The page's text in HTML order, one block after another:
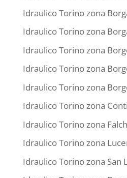
Idraulico Torino zona
Idraulico Torino zona
Idraulico Torino zona
Idraulico Torino zona
Idraulico Torino zona
Idraulico Torino zona
Idraulico Torino zona
Idraulico Torino zona
Idraulico Torino zona San